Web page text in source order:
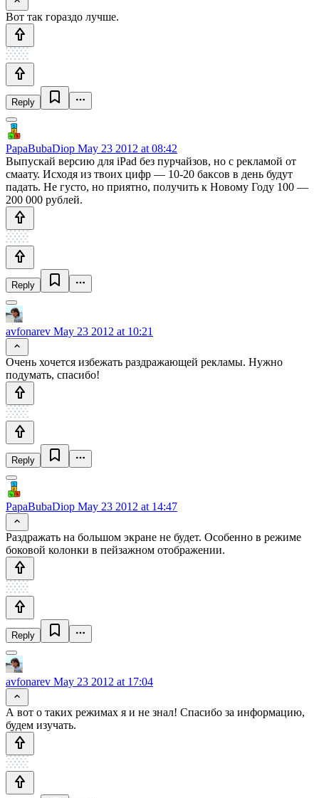
Вот так гораздо лучше.
Reply
PapaBubaDiop May 23 2012 at 08:42
Выпускай версию для iPad без пурчайзов, но с рекламой от
смаату. Исходя из твоих цифр — 10-20 баксов в день будут
падать. Не густо, но приятно, получить к Новому Году 100 —
200 000 рублей.
Reply
avfonarev May 23 2012 at 10:21
Очень хочется избежать раздражающей рекламы. Нужно
подумать, спасибо!
Reply
PapaBubaDiop May 23 2012 at 14:47
Раздражать на большом экране не будет. Особенно в режиме
боковой колонки в пейзажном отображении.
Reply
avfonarev May 23 2012 at 17:04
А вот о таких режимах я и не знал! Спасибо за информацию,
будем изучать.